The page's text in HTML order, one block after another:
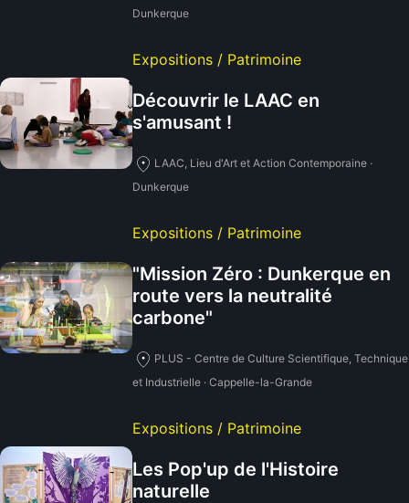
Dunkerque
Expositions / Patrimoine
Découvrir le LAAC en
s'amusant !
LAAC, Lieu d'Art et Action Contemporaine ·
Dunkerque
Expositions / Patrimoine
"Mission Zéro : Dunkerque en
route vers la neutralité
carbone"
PLUS - Centre de Culture Scientifique, Technique
et Industrielle · Cappelle-la-Grande
Expositions / Patrimoine
Les Pop'up de l'Histoire
naturelle